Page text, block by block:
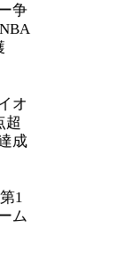
争
オ
超
成
1
ム